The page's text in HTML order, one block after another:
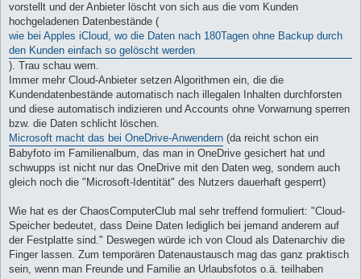
vorstellt und der Anbieter löscht von sich aus die vom Kunden
hochgeladenen Datenbestände (
wie bei Apples iCloud, wo die Daten nach 180Tagen ohne Backup durch
den Kunden einfach so gelöscht werden
). Trau schau wem.
Immer mehr Cloud-Anbieter setzen Algorithmen ein, die die
Kundendatenbestände automatisch nach illegalen Inhalten durchforsten
und diese automatisch indizieren und Accounts ohne Vorwarnung sperren
bzw. die Daten schlicht löschen.
Microsoft macht das bei OneDrive-Anwendern (da reicht schon ein
Babyfoto im Familienalbum, das man in OneDrive gesichert hat und
schwupps ist nicht nur das OneDrive mit den Daten weg, sondern auch
gleich noch die "Microsoft-Identität" des Nutzers dauerhaft gesperrt)
Wie hat es der ChaosComputerClub mal sehr treffend formuliert: "Cloud-
Speicher bedeutet, dass Deine Daten lediglich bei jemand anderem auf
der Festplatte sind." Deswegen würde ich von Cloud als Datenarchiv die
Finger lassen. Zum temporären Datenaustausch mag das ganz praktisch
sein, wenn man Freunde und Familie an Urlaubsfotos o.ä. teilhaben